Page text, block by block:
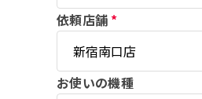
依頼店舗 *
お使いの機種